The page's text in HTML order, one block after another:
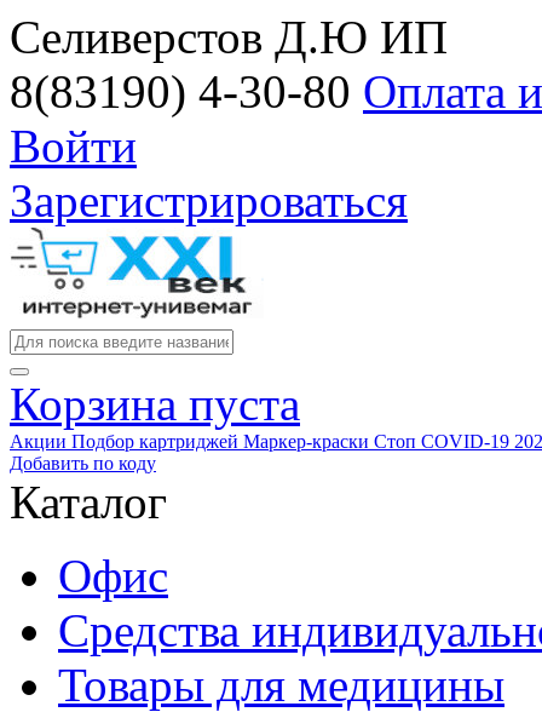
Селиверстов Д.Ю ИП
8(83190) 4-30-80 Оплата
Войти
Зарегистрироваться
Корзина пуста
Акции Подбор картриджей Маркер-краски Стоп COVID-19
Добавить по коду
Каталог
Офис
Средства
Товары для медицины